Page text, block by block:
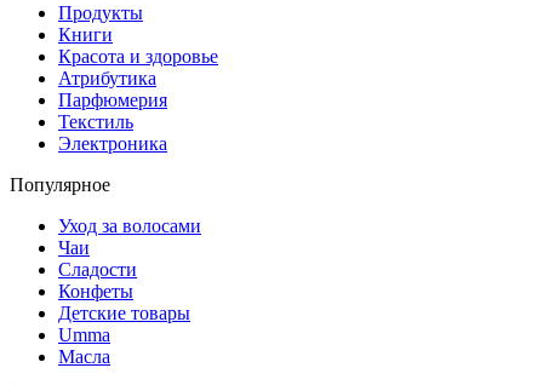
Продукты
Книги
Красота и здоровье
Атрибутика
Парфюмерия
Текстиль
Электроника
Популярное
Уход за волосами
Чаи
Сладости
Конфеты
Детские товары
Umma
Масла